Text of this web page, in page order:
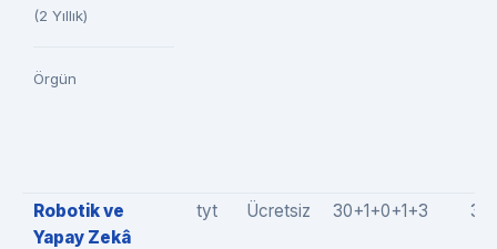
(2 Yıllık)
Örgün
Robotik ve
Yapay Zekâ
tyt Ücretsiz 30+1+0+1+3